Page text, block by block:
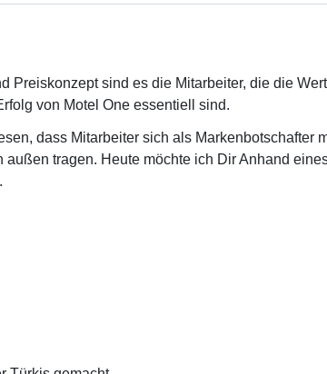
Preiskonzept sind es die Mitarbeiter, die die
von Motel One essentiell sind.
dass Mitarbeiter sich als Markenbotschafter
tragen. Heute möchte ich Dir Anhand